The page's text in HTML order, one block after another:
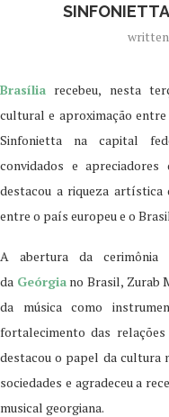
Brasília recebeu, nesta
cultural e aproximação
Sinfonietta na capital
convidados e
destacou a riqueza artística
entre o país europeu e o
A abertura da cerimônia
da Geórgia no Brasil, Zurab
da música como
fortalecimento das
destacou o papel da cultura
sociedades e agradeceu a
musical georgiana.